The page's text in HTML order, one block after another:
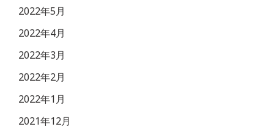
2022年5月
2022年4月
2022年3月
2022年2月
2022年1月
2021年12月